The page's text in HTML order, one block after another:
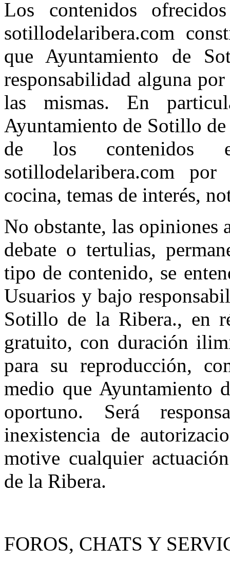
Los contenidos
sotillodelaribera.com
que Ayuntamiento de
responsabilidad alguna
las mismas. En
Ayuntamiento de Sotillo de
de los contenidos
sotillodelaribera.com
cocina, temas de interés,
No obstante, las opiniones
debate o tertulias,
tipo de contenido, se
Usuarios y bajo
Sotillo de la Ribera., en
gratuito, con duración
para su reproducción,
medio que Ayuntamiento
oportuno. Será
inexistencia de
motive cualquier
de la Ribera.
FOROS, CHATS Y